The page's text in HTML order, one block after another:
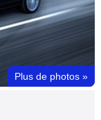
Plus de photos »